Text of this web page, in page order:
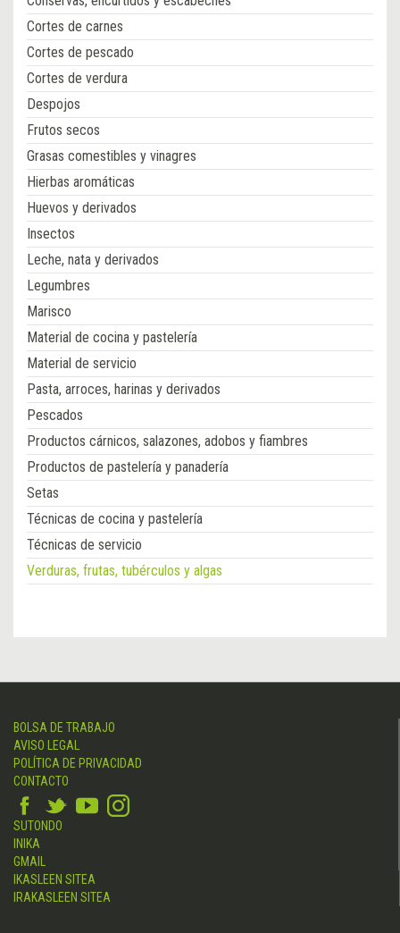
Cortes de carnes
Cortes de pescado
Cortes de verdura
Despojos
Frutos secos
Grasas comestibles y vinagres
Hierbas aromáticas
Huevos y derivados
Insectos
Leche, nata y derivados
Legumbres
Marisco
Material de cocina y pastelería
Material de servicio
Pasta, arroces, harinas y derivados
Pescados
Productos cárnicos, salazones, adobos y fiambres
Productos de pastelería y panadería
Setas
Técnicas de cocina y pastelería
Técnicas de servicio
Verduras, frutas, tubérculos y algas
BOLSA DE TRABAJO
AVISO LEGAL
POLÍTICA DE PRIVACIDAD
CONTACTO
SUTONDO
INIKA
GMAIL
IKASLEEN SITEA
IRAKASLEEN SITEA